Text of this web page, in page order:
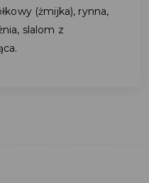
(żmijka), rynna,
slalom z